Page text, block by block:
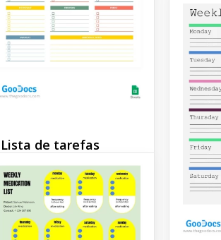
Lista de Verificação
Semanal de Limpeza
de Escritório Modelo
Lista de tarefas
semanal colorida
Google Sheets